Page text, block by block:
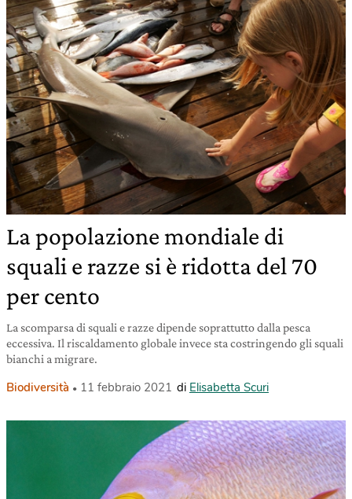
La popolazione mondiale di
squali e razze si è ridotta del 70
per cento
La scomparsa di squali e razze dipende soprattutto dalla pesca
eccessiva. Il riscaldamento globale invece sta costringendo gli squali
bianchi a migrare.
Biodiversità 11 febbraio 2021 di Elisabetta Scuri